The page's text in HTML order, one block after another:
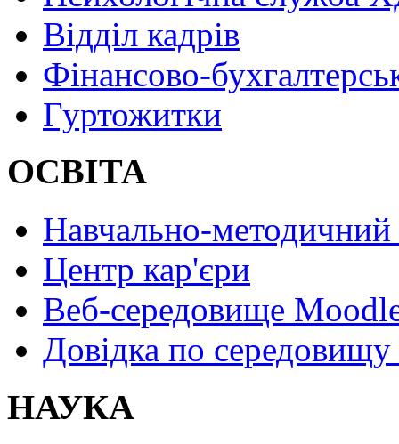
Відділ кадрів
Фінансово-
Гуртожитки
ОСВІТА
Навчально-методичний
Центр кар'єри
Веб-середовище
Довідка по
НАУКА